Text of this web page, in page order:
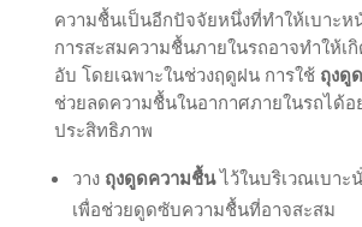
ความชื้นเป็นอีกปัจจัยหนึ่งที่ทำให้เบาะห
การสะสมความชื้นภายในรถอาจทำให้เ
อับ โดยเฉพาะในช่วงฤดูฝน การใช้ ถุงดู
ช่วยลดความชื้นในอากาศภายในรถได้อ
ประสิทธิภาพ
วาง ถุงดูดความชื้นไว้ในบริเวณเบาะ
เพื่อช่วยดูดซับความชื้นที่อาจสะสม